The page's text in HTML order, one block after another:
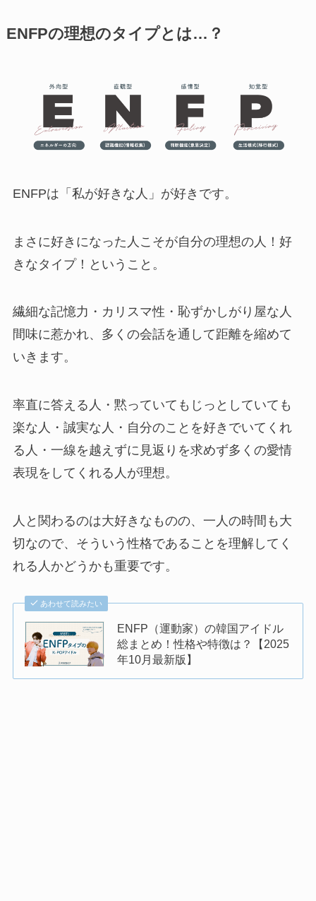
ENFPの理想のタイプとは…？
ENFPは「私が好きな人」が好きです。
まさに好きになった人こそが自分の理想の人！好
きなタイプ！ということ。
繊細な記憶力・カリスマ性・恥ずかしがり屋な人
間味に惹かれ、多くの会話を通して距離を縮めて
いきます。
率直に答える人・黙っていてもじっとしていても
楽な人・誠実な人・自分のことを好きでいてくれ
る人・一線を越えずに見返りを求めず多くの愛情
表現をしてくれる人が理想。
人と関わるのは大好きなものの、一人の時間も大
切なので、そういう性格であることを理解してく
れる人かどうかも重要です。
あわせて読みたい
ENFP（運動家）の韓国アイドル
総まとめ！性格や特徴は？【2025
年10月最新版】